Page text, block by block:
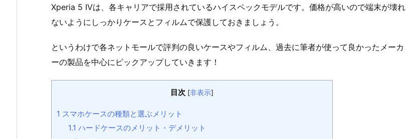
Xperia 5 IVは、各キャリアで採用されているハイスペックモデルです。価格が高いので端末が壊れ
ないようにしっかりケースとフィルムで保護しておきましょう。
というわけで各ネットモールで評判の良いケースやフィルム、過去に筆者が使って良かったメーカ
ーの製品を中心にピックアップしていきます！
目次 [非表示]
1 スマホケースの種類と選ぶメリット
1.1 ハードケースのメリット・デメリット